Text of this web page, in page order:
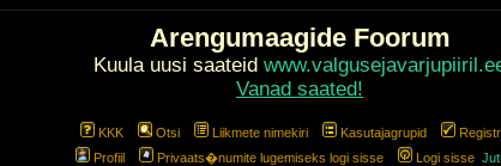
Arengumaagide Foorum
Kuula uusi saateid
Vanad saated!
KKK Otsi Liikmete nimekiri Kasutajagrupid
Profiil
Privaats�numite lugemiseks logi sisse Logi sisse